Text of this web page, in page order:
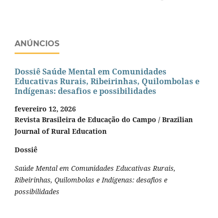
ANÚNCIOS
Dossiê Saúde Mental em Comunidades
Educativas Rurais, Ribeirinhas, Quilombolas e
Indígenas: desafios e possibilidades
fevereiro 12, 2026
Revista Brasileira de Educação do Campo / Brazilian
Journal of Rural Education
Dossiê
Saúde Mental em Comunidades Educativas Rurais,
Ribeirinhas, Quilombolas e Indígenas: desafios e
possibilidades